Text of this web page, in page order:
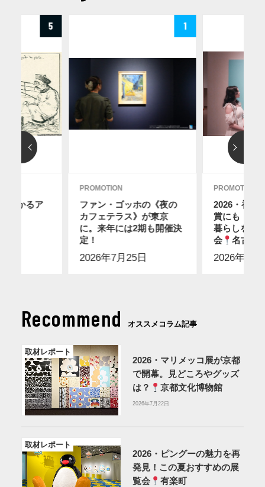
5
わかるア
1
PROMOTION
ファン・ゴッホの《夜の
カフェテラス》が東京
に。来年には2期も開催決
定！
2026年7月25日
PROMOTION
2026・初め
賞にも！ス
暮らしを感
会
名古屋
2026年7月
Recommend オススメコラム記事
取材レポート
2026・マリメッコ展が京都
で開幕。見どころやグッズ
は？
京都文化博物館
2026年7月22日
取材レポート
2026・ピングーの魅力を再
発見！この夏おすすめの展
覧会
有楽町